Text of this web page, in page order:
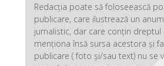
Redacția poate să foloseească
publicare, care ilustrează un
jurnalistic, dar care conțin dreptul
menționa însă sursa acestora și
publicare ( foto și/sau text) nu se